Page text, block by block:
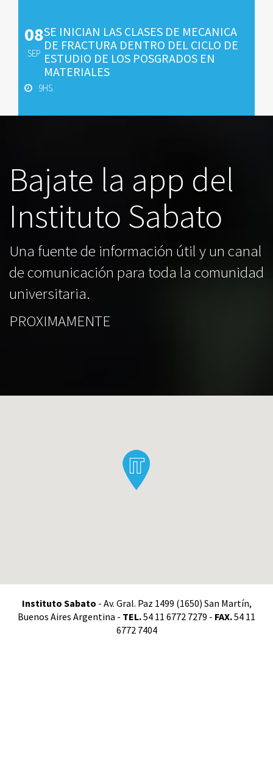
08
SEP
SE INICIAN LAS CLASES DE MECANICA
DE FRACTURA DENTRO DEL CICLO DE
ESTUDIO DE LOS POSGRADOS EN
MATERIALES
9HS.
Bajate la app del
Instituto Sabato
Una fuente de información útil y un canal
de comunicación para toda la comunidad
universitaria.
PROXIMAMENTE
Instituto Sabato - Av. Gral. Paz 1499 (1650) San Martín,
Buenos Aires Argentina - TEL.54 11 6772 7279 - FAX.54 11
6772 7404